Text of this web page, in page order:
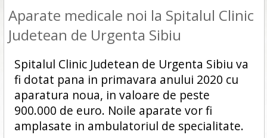
Aparate medicale noi la Spitalul Clinic
Judetean de Urgenta Sibiu
Spitalul Clinic Judetean de Urgenta Sibiu va
fi dotat pana in primavara anului 2020 cu
aparatura noua, in valoare de peste
900.000 de euro. Noile aparate vor fi
amplasate in ambulatoriul de specialitate.